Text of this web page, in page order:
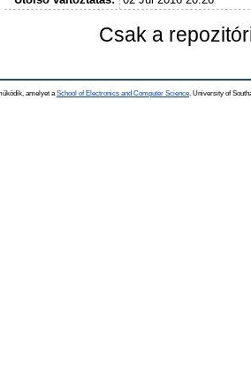
Csak a
amelyet a School of Electronics and Computer Science, University of